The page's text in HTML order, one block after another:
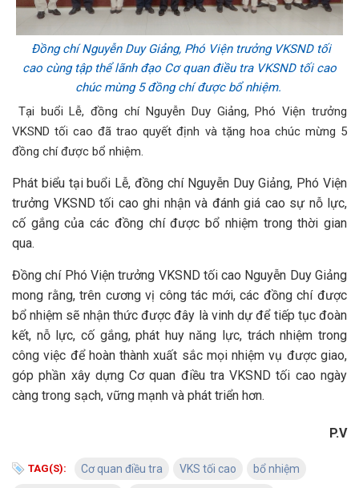
Đồng chí Nguyễn Duy Giảng, Phó Viện trưởng VKSND tối
cao cùng tập thể lãnh đạo Cơ quan điều tra VKSND tối cao
chúc mừng 5 đồng chí được bổ nhiệm.
Tại buổi Lễ, đồng chí Nguyễn Duy Giảng, Phó Viện trưởng
VKSND tối cao đã trao quyết định và tặng hoa chúc mừng 5
đồng chí được bổ nhiệm.
Phát biểu tại buổi Lễ, đồng chí Nguyễn Duy Giảng, Phó Viện
trưởng VKSND tối cao ghi nhận và đánh giá cao sự nỗ lực,
cố gắng của các đồng chí được bổ nhiệm trong thời gian
qua.
Đồng chí Phó Viện trưởng VKSND tối cao Nguyễn Duy Giảng
mong rằng, trên cương vị công tác mới, các đồng chí được
bổ nhiệm sẽ nhận thức được đây là vinh dự để tiếp tục đoàn
kết, nỗ lực, cố gắng, phát huy năng lực, trách nhiệm trong
công việc để hoàn thành xuất sắc mọi nhiệm vụ được giao,
góp phần xây dựng Cơ quan điều tra VKSND tối cao ngày
càng trong sạch, vững mạnh và phát triển hơn.
P.V
TAG(S): Cơ quan điều tra VKS tối cao bổ nhiệm